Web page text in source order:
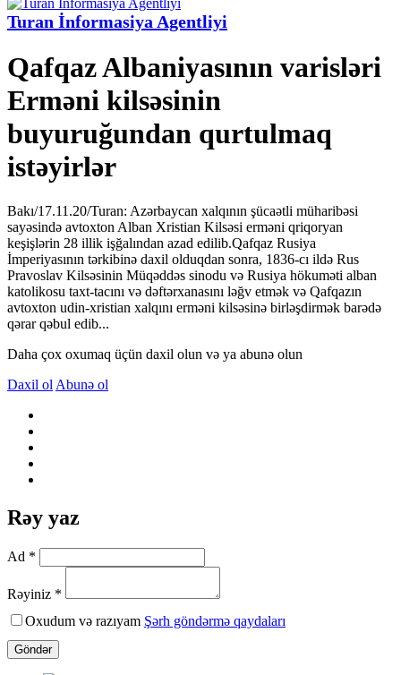
Turan İnformasiya Agentliyi
Qafqaz Albaniyasının varisləri
Erməni kilsəsinin
buyuruğundan qurtulmaq
istəyirlər
Bakı/17.11.20/Turan: Azərbaycan xalqının şücaətli müharibəsi
sayəsində avtoxton Alban Xristian Kilsəsi erməni qriqoryan
keşişlərin 28 illik işğalından azad edilib.Qafqaz Rusiya
İmperiyasının tərkibinə daxil olduqdan sonra, 1836-cı ildə Rus
Pravoslav Kilsəsinin Müqəddəs sinodu və Rusiya hökuməti alban
katolikosu taxt-tacını və dəftərxanasını ləğv etmək və Qafqazın
avtoxton udin-xristian xalqını erməni kilsəsinə birləşdirmək barədə
qərar qəbul edib...
Daha çox oxumaq üçün daxil olun və ya abunə olun
Daxil ol Abunə ol
Rəy yaz
Ad *
Rəyiniz *
Oxudum və razıyam Şərh göndərmə qaydaları
Göndər